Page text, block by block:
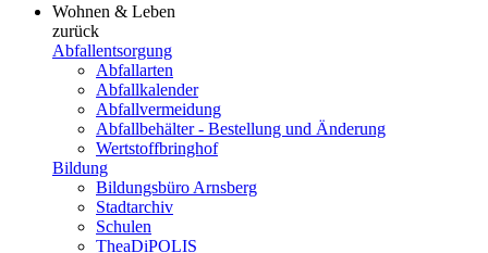
Wohnen & Leben
zurück
Abfallentsorgung
Abfallarten
Abfallkalender
Abfallvermeidung
Abfallbehälter - Bestellung und Änderung
Wertstoffbringhof
Bildung
Bildungsbüro Arnsberg
Stadtarchiv
Schulen
TheaDiPOLIS